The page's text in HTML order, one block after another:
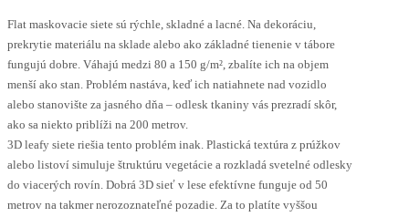
Flat maskovacie siete sú rýchle, skladné a lacné. Na dekoráciu,
prekrytie materiálu na sklade alebo ako základné tienenie v tábore
fungujú dobre. Váhajú medzi 80 a 150 g/m², zbalíte ich na objem
menší ako stan. Problém nastáva, keď ich natiahnete nad vozidlo
alebo stanovište za jasného dňa – odlesk tkaniny vás prezradí skôr,
ako sa niekto priblíži na 200 metrov.
3D leafy siete riešia tento problém inak. Plastická textúra z prúžkov
alebo listoví simuluje štruktúru vegetácie a rozkladá svetelné odlesky
do viacerých rovín. Dobrá 3D sieť v lese efektívne funguje od 50
metrov na takmer nerozoznateľné pozadie. Za to platíte vyššou